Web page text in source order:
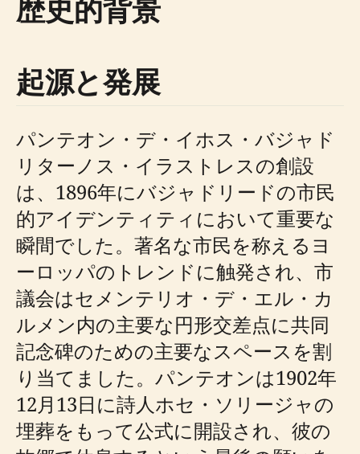
歴史的背景
起源と発展
パンテオン・デ・イホス・バジャド
リターノス・イラストレスの創設
は、1896年にバジャドリードの市民
的アイデンティティにおいて重要な
瞬間でした。著名な市民を称えるヨ
ーロッパのトレンドに触発され、市
議会はセメンテリオ・デ・エル・カ
ルメン内の主要な円形交差点に共同
記念碑のための主要なスペースを割
り当てました。パンテオンは1902年
12月13日に詩人ホセ・ソリージャの
埋葬をもって公式に開設され、彼の